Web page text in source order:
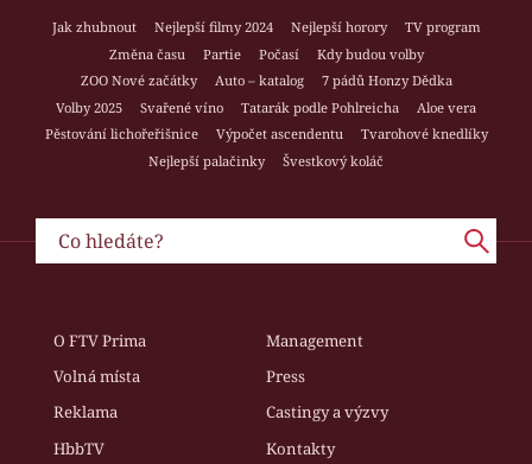
Jak zhubnout Nejlepší filmy 2024 Nejlepší horory
TV program
Změna času
Partie Počasí
Kdy budou volby
ZOO Nové začátky
Auto – katalog
7 pádů Honzy Dědka
Volby 2025
Svařené víno Tatarák podle Pohlreicha
Aloe vera
Pěstování lichořeřišnice
Výpočet ascendentu
Tvarohové knedlíky
Nejlepší palačinky
Švestkový koláč
O FTV Prima
Management
Volná místa
Press
Reklama
Castingy a výzvy
HbbTV
Kontakty